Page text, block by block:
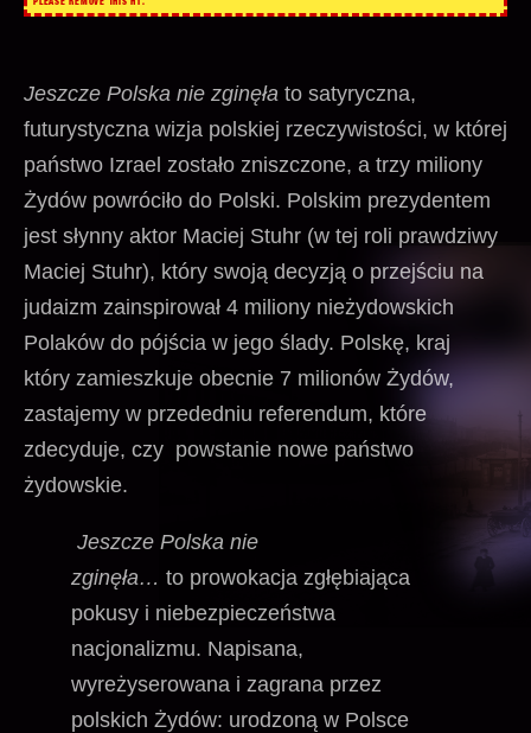
Jeszcze Polska nie zginęła to satyryczna,
futurystyczna wizja polskiej rzeczywistości, w której
państwo Izrael zostało zniszczone, a trzy miliony
Żydów powróciło do Polski. Polskim prezydentem
jest słynny aktor Maciej Stuhr (w tej roli prawdziwy
Maciej Stuhr), który swoją decyzją o przejściu na
judaizm zainspirował 4 miliony nieżydowskich
Polaków do pójścia w jego ślady. Polskę, kraj
który zamieszkuje obecnie 7 milionów Żydów,
zastajemy w przededniu referendum, które
zdecyduje, czy powstanie nowe państwo
żydowskie.
Jeszcze Polska nie
zginęła… to prowokacja zgłębiająca
pokusy i niebezpieczeństwa
nacjonalizmu. Napisana,
wyreżyserowana i zagrana przez
polskich Żydów: urodzoną w Polsce